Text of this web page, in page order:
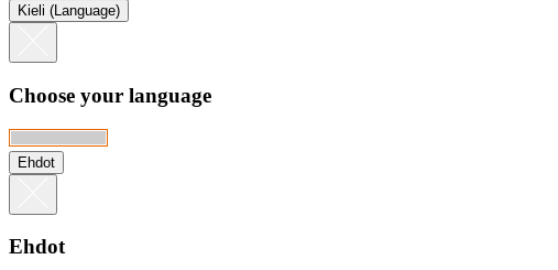
Kieli (Language)
Choose your language
Ehdot
Ehdot